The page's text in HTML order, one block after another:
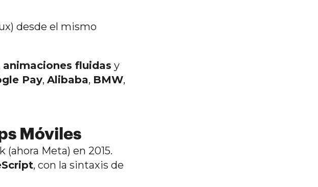
desde el mismo
animaciones fluidas y
Pay, Alibaba, BMW,
Móviles
Meta) en 2015.
, con la sintaxis de